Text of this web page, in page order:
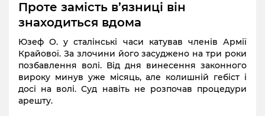
Проте замість в’язниці він
знаходиться вдома
Юзеф О. у сталінські часи катував членів Армії
Крайової. За злочини його засуджено на три роки
позбавлення волі. Від дня винесення законного
вироку минув уже місяць, але колишній гебіст і
досі на волі. Суд навіть не розпочав процедури
арешту.